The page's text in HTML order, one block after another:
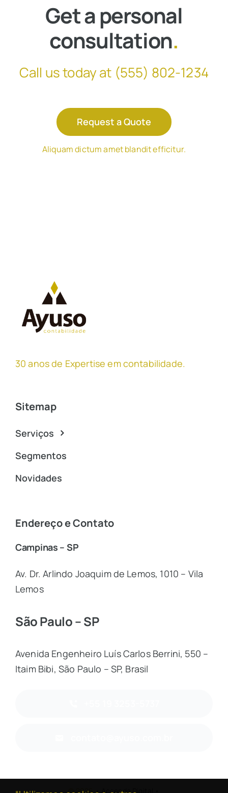
Get a personal
consultation.
Call us today at (555) 802-1234
Request a Quote
Aliquam dictum amet blandit efficitur.
30 anos de Expertise em contabilidade.
Sitemap
Serviços
Segmentos
Novidades
Endereço e Contato
Campinas – SP
Av. Dr. Arlindo Joaquim de Lemos, 1010 – Vila
Lemos
São Paulo – SP
Avenida Engenheiro Luís Carlos Berrini, 550 –
Itaim Bibi, São Paulo – SP, Brasil
© 2026 • Accenda Digital •